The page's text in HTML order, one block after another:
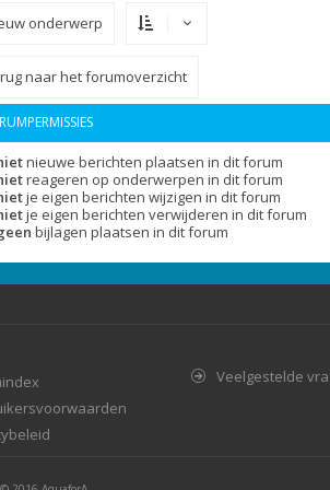
onderwerp
naar het forumoverzicht
nieuwe berichten plaatsen in dit forum
reageren op onderwerpen in dit forum
je eigen berichten wijzigen in dit forum
je eigen berichten verwijderen in dit forum
bijlagen plaatsen in dit forum
Veelgestelde